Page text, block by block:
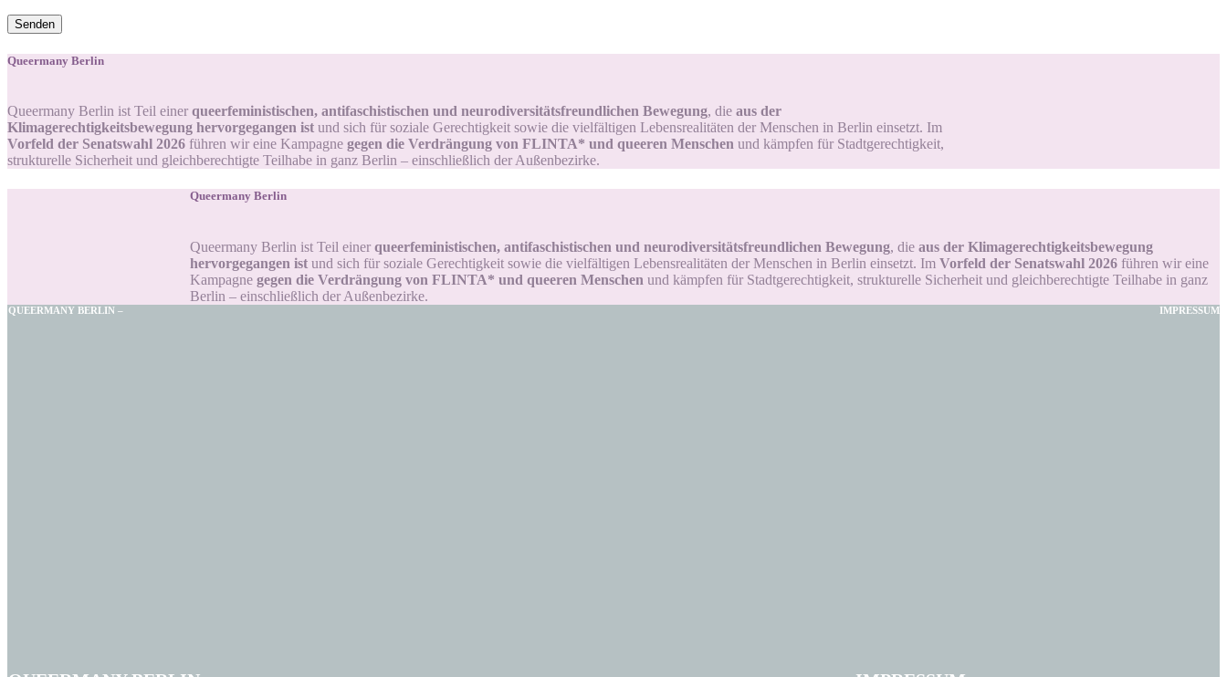
Queermany Berlin
Queermany Berlin ist Teil einer queerfeministischen, antifaschistischen und neurodiversitätsfreundlichen Bewegung, die aus der
Klimagerechtigkeitsbewegung hervorgegangen ist und sich für soziale Gerechtigkeit sowie die vielfältigen Lebensrealitäten der Menschen in Berlin einsetzt. Im
Vorfeld der Senatswahl 2026 führen wir eine Kampagne gegen die Verdrängung von FLINTA* und queeren Menschen und kämpfen für Stadtgerechtigkeit,
strukturelle Sicherheit und gleichberechtigte Teilhabe in ganz Berlin – einschließlich der Außenbezirke.
Queermany Berlin
Queermany Berlin ist Teil einer queerfeministischen, antifaschistischen und neurodiversitätsfreundlichen Bewegung, die aus der Klimagerechtigkeitsbewegung
hervorgegangen ist und sich für soziale Gerechtigkeit sowie die vielfältigen Lebensrealitäten der Menschen in Berlin einsetzt. Im Vorfeld der Senatswahl 2026 führen wir eine
Kampagne gegen die Verdrängung von FLINTA* und queeren Menschen und kämpfen für Stadtgerechtigkeit, strukturelle Sicherheit und gleichberechtigte Teilhabe in ganz
Berlin – einschließlich der Außenbezirke.
QUEERMANY BERLIN – IMPRESSUM